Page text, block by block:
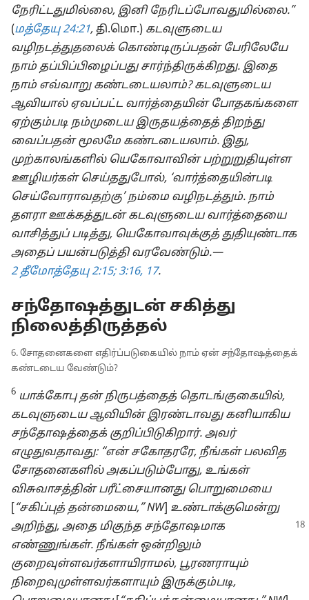
நேரிட்டதுமில்லை, இனி நேரிடப்போவதுமில்லை.”
(மத்தேயு 24:21, தி.மொ.) கடவுளுடைய
வழிநடத்துதலைக் கொண்டிருப்பதன் பேரிலேயே
நாம் தப்பிப்பிழைப்பது சார்ந்திருக்கிறது. இதை
நாம் எவ்வாறு கண்டடையலாம்? கடவுளுடைய
ஆவியால் ஏவப்பட்ட வார்த்தையின் போதகங்களை
ஏற்கும்படி நம்முடைய இருதயத்தைத் திறந்து
வைப்பதன் மூலமே கண்டடையலாம். இது,
முற்காலங்களில் யெகோவாவின் பற்றுறுதியுள்ள
ஊழியர்கள் செய்ததுபோல், ‘வார்த்தையின்படி
செய்வோராவதற்கு’ நம்மை வழிநடத்தும். நாம்
தளரா ஊக்கத்துடன் கடவுளுடைய வார்த்தையை
வாசித்துப் படித்து, யெகோவாவுக்குத் துதியுண்டாக
அதைப் பயன்படுத்தி வரவேண்டும்.—
2 தீமோத்தேயு 2:15; 3:16, 17.
சந்தோஷத்துடன் சகித்து
நிலைத்திருத்தல்
6. சோதனைகளை எதிர்ப்படுகையில் நாம் ஏன் சந்தோஷத்தைக்
கண்டடைய வேண்டும்?
6 யாக்கோபு தன் நிருபத்தைத் தொடங்குகையில்,
கடவுளுடைய ஆவியின் இரண்டாவது கனியாகிய
சந்தோஷத்தைக் குறிப்பிடுகிறார். அவர்
எழுதுவதாவது: “என் சகோதரரே, நீங்கள் பலவித
சோதனைகளில் அகப்படும்போது, உங்கள்
விசுவாசத்தின் பரீட்சையானது பொறுமையை
“சகிப்புத் தன்மையை,” NW] உண்டாக்குமென்று
அறிந்து, அதை மிகுந்த சந்தோஷமாக
எண்ணுங்கள். நீங்கள் ஒன்றிலும்
குறைவுள்ளவர்களாயிராமல், பூரணராயும்
நிறைவுமுள்ளவர்களாயும் இருக்கும்படி,